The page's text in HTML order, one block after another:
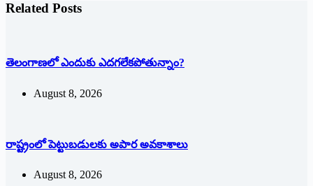
Related Posts
తెలంగాణలో ఎందుకు ఎదగలేకపోతున్నాం?
August 8, 2026
రాష్ట్రంలో పెట్టుబడులకు అపార అవకాశాలు
August 8, 2026